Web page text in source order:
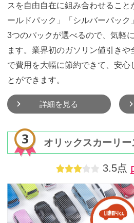
スを自由自在に組み合わせるこ
ールドパック」「シルバーパッ
3つのパックが選べるので、気軽
ます。業界初のガソリン値引きや
で費用を大幅に節約できて、安心
とができます。
詳細を見る
オリックスカーリー
3.5点